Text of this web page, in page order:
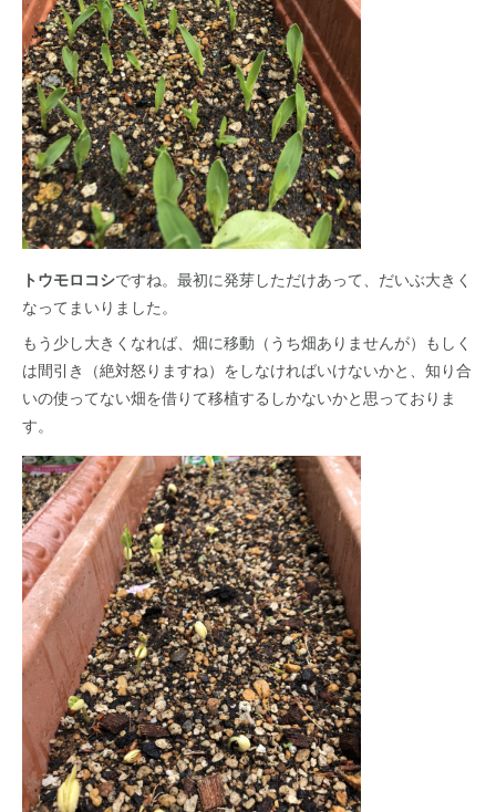
トウモロコシですね。最初に発芽しただけあって、だいぶ大きく
なってまいりました。
もう少し大きくなれば、畑に移動（うち畑ありませんが）もしく
は間引き（絶対怒りますね）をしなければいけないかと、知り合
いの使ってない畑を借りて移植するしかないかと思っておりま
す。